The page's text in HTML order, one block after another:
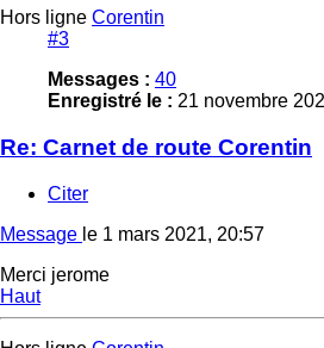
Hors ligne Corentin
#3
Messages : 40
Enregistré le : 21 novembre
Re: Carnet de route Corentin
Citer
Message le 1 mars 2021, 20:57
Merci jerome
Haut